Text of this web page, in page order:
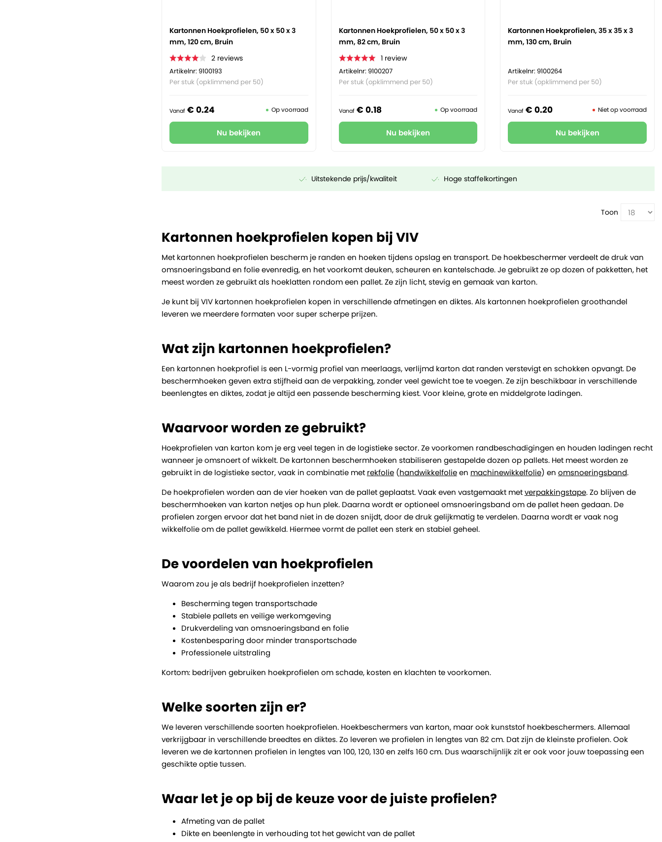
Kartonnen Hoekprofielen, 50 x 50 x 3
mm, 120 cm, Bruin
2 reviews
Artikelnr: 9100193
Per stuk (opklimmend per 50)
Vanaf € 0.24 Op voorraad
Nu bekijken
Kartonnen Hoekprofielen, 50 x 50 x 3
mm, 82 cm, Bruin
1 review
Artikelnr: 9100207
Per stuk (opklimmend per 50)
Vanaf € 0.18 Op voorraad
Nu bekijken
Kartonnen Hoekprofielen, 35 x 35 x 3
mm, 130 cm, Bruin
Artikelnr: 9100264
Per stuk (opklimmend per 50)
Vanaf € 0.20 Niet op voorraad
Nu bekijken
Uitstekende prijs/kwaliteit Hoge staffelkortingen
Toon
Kartonnen hoekprofielen kopen bij VIV
Met kartonnen hoekprofielen bescherm je randen en hoeken tijdens opslag en transport. De hoekbeschermer verdeelt de druk van
omsnoeringsband en folie evenredig, en het voorkomt deuken, scheuren en kantelschade. Je gebruikt ze op dozen of pakketten, het
meest worden ze gebruikt als hoeklatten rondom een pallet. Ze zijn licht, stevig en gemaak van karton.
Je kunt bij VIV kartonnen hoekprofielen kopen in verschillende afmetingen en diktes. Als kartonnen hoekprofielen groothandel
leveren we meerdere formaten voor super scherpe prijzen.
Wat zijn kartonnen hoekprofielen?
Een kartonnen hoekprofiel is een L-vormig profiel van meerlaags, verlijmd karton dat randen verstevigt en schokken opvangt. De
beschermhoeken geven extra stijfheid aan de verpakking, zonder veel gewicht toe te voegen. Ze zijn beschikbaar in verschillende
beenlengtes en diktes, zodat je altijd een passende bescherming kiest. Voor kleine, grote en middelgrote ladingen.
Waarvoor worden ze gebruikt?
Hoekprofielen van karton kom je erg veel tegen in de logistieke sector. Ze voorkomen randbeschadigingen en houden ladingen recht
wanneer je omsnoert of wikkelt. De kartonnen beschermhoeken stabiliseren gestapelde dozen op pallets. Het meest worden ze
gebruikt in de logistieke sector, vaak in combinatie met rekfolie(handwikkelfolieen machinewikkelfolie) en omsnoeringsband.
De hoekprofielen worden aan de vier hoeken van de pallet geplaatst. Vaak even vastgemaakt metverpakkingstape. Zo blijven de
beschermhoeken van karton netjes op hun plek. Daarna wordt er optioneel omsnoeringsband om de pallet heen gedaan. De
profielen zorgen ervoor dat het band niet in de dozen snijdt, door de druk gelijkmatig te verdelen. Daarna wordt er vaak nog
wikkelfolie om de pallet gewikkeld. Hiermee vormt de pallet een sterk en stabiel geheel.
De voordelen van hoekprofielen
Waarom zou je als bedrijf hoekprofielen inzetten?
Bescherming tegen transportschade
Stabiele pallets en veilige werkomgeving
Drukverdeling van omsnoeringsband en folie
Kostenbesparing door minder transportschade
Professionele uitstraling
Kortom: bedrijven gebruiken hoekprofielen om schade, kosten en klachten te voorkomen.
Welke soorten zijn er?
We leveren verschillende soorten hoekprofielen. Hoekbeschermers van karton, maar ook kunststof hoekbeschermers. Allemaal
verkrijgbaar in verschillende breedtes en diktes. Zo leveren we profielen in lengtes van 82 cm. Dat zijn de kleinste profielen. Ook
leveren we de kartonnen profielen in lengtes van 100, 120, 130 en zelfs 160 cm. Dus waarschijnlijk zit er ook voor jouw toepassing een
geschikte optie tussen.
Waar let je op bij de keuze voor de juiste profielen?
Afmeting van de pallet
Dikte en beenlengte in verhouding tot het gewicht van de pallet